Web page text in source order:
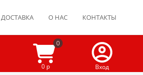
ДОСТАВКА О НАС КОНТАКТЫ
0
0 р
Вход